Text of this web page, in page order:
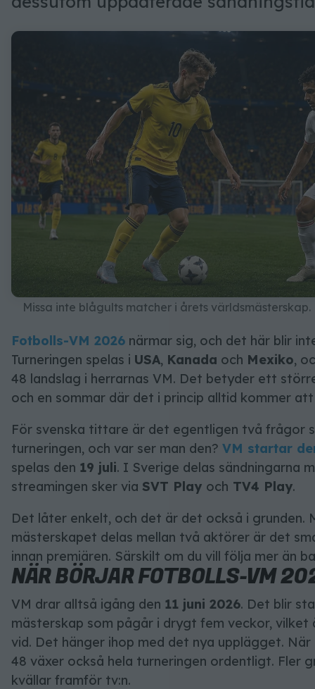
Missa inte blågults matcher i årets världsmästerskap.
Fotbolls-VM 2026 närmar sig, och det här blir
Turneringen spelas i USA, Kanada och Mexiko,
48 landslag i herrarnas VM. Det betyder ett
och en sommar där det i princip alltid kommer
För svenska tittare är det egentligen två frågor
turneringen, och var ser man den? VM startar
spelas den 19 juli. I Sverige delas sändningarna
streamingen sker via SVT Play och TV4 Play.
Det låter enkelt, och det är det också i grunden.
mästerskapet delas mellan två aktörer är det
innan premiären. Särskilt om du vill följa mer än
NÄR BÖRJAR FOTBOLLS-VM
VM drar alltså igång den 11 juni 2026. Det blir
mästerskap som pågår i drygt fem veckor, vilket
vid. Det hänger ihop med det nya upplägget.
48 växer också hela turneringen ordentligt. Fler
kvällar framför tv:n.